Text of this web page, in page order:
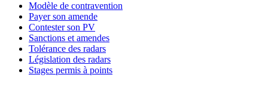
Modèle de contravention
Payer son amende
Contester son PV
Sanctions et amendes
Tolérance des radars
Législation des radars
Stages permis à points